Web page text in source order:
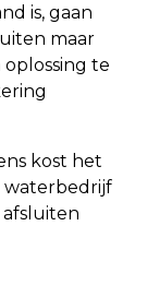
is, gaan
maar
te
kost het
waterbedrijf
afsluiten